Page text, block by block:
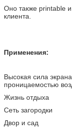
Оно также printable
клиента.
Применения:
Высокая сила
проницаемостью
Жизнь отдыха
Сеть загородки
Двор и сад